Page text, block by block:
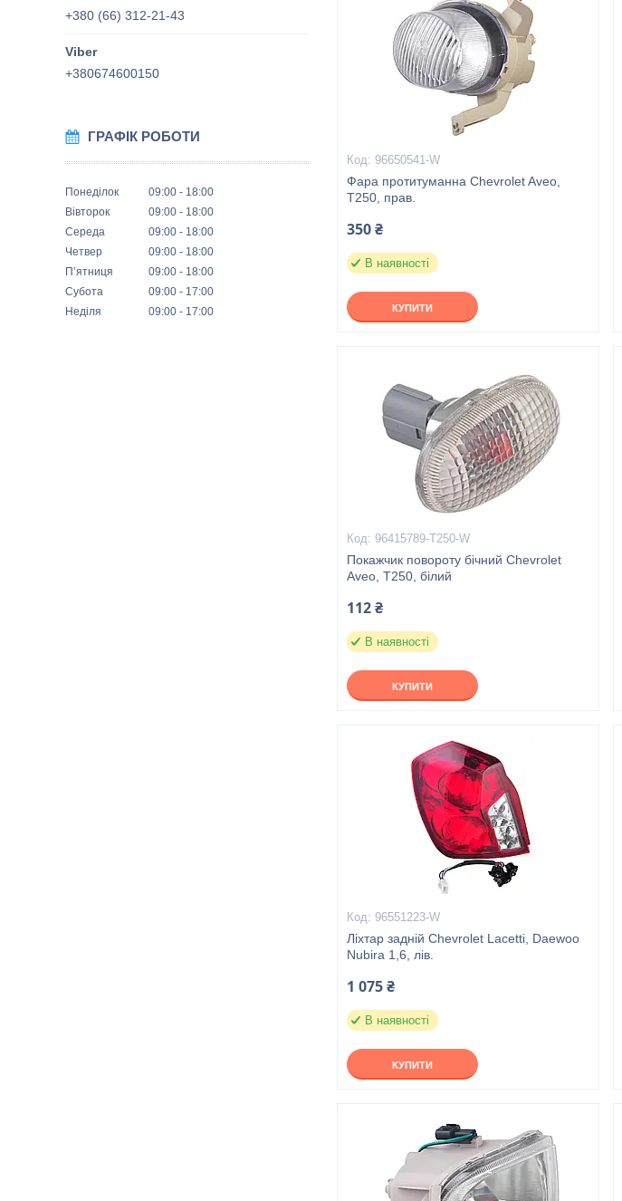
+380 (66) 312-21-43
+380674600150
ГРАФІК РОБОТИ
Понеділок 09:00
18:00
Вівторок
09:00
18:00
Середа
09:00
18:00
Четвер
09:00
18:00
Пʼятниця
09:00
18:00
Субота
09:00
17:00
Неділя
09:00 17:00
96650541-W
Фара протитуманна Chevrolet Aveo,
T250, прав.
350 ₴
В наявності
КУПИТИ
96415789-T250-W
Покажчик повороту бічний Chevrolet
Aveo, Т250, білий
112 ₴
В наявності
КУПИТИ
96551223-W
Ліхтар задній Chevrolet Lacetti, Daewoo
Nubira 1,6, лів.
1 075 ₴
В наявності
КУПИТИ